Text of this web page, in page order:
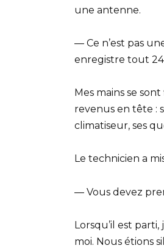
une antenne.
— Ce n’est pas
enregistre tout
Mes mains se
revenus en tête :
climatiseur, ses
Le technicien a
— Vous devez
Lorsqu’il est
moi. Nous étions